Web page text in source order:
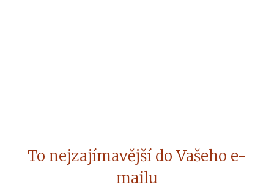
To nejzajímavější do Vašeho e-
mailu